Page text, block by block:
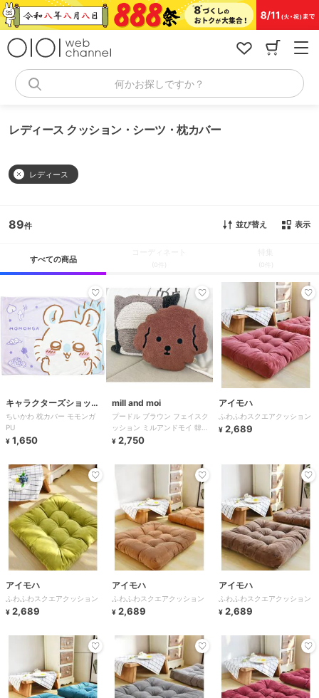
コ
ン
何かお探しですか？
レディース クッション・シーツ・枕カバー
レディース
89 並び替え 表示
すべての商品
(0件) (0件)
キャラクターズショッ
プ ラフラフ
ちいかわ 枕カバー モモンガ
PU
¥ 1,650
mill and moi
プードル ブラウン フェイスク
ッション ミルアンドモイ 韓国
推し活
¥ 2,750
アイモハ
ふわふわスクエアクッション
¥ 2,689
アイモハ
ふわふわスクエアクッション
¥ 2,689
アイモハ
ふわふわスクエアクッション
¥ 2,689
アイモハ
ふわふわスクエアクッション
¥ 2,689